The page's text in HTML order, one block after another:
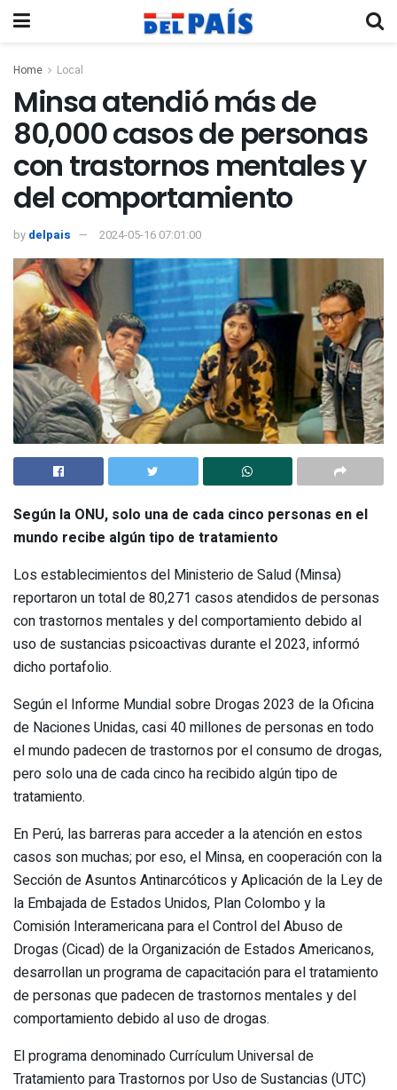
Home Local
Minsa atendió más de
80,000 casos de personas
con trastornos mentales y
del comportamiento
by delpais 2024-05-16 07:01:00
Según la ONU, solo una de cada cinco personas en el
mundo recibe algún tipo de tratamiento
Los establecimientos del Ministerio de Salud (Minsa)
reportaron un total de 80,271 casos atendidos de personas
con trastornos mentales y del comportamiento debido al
uso de sustancias psicoactivas durante el 2023, informó
dicho portafolio.
Según el Informe Mundial sobre Drogas 2023 de la Oficina
de Naciones Unidas, casi 40 millones de personas en todo
el mundo padecen de trastornos por el consumo de drogas,
pero solo una de cada cinco ha recibido algún tipo de
tratamiento.
En Perú, las barreras para acceder a la atención en estos
casos son muchas; por eso, el Minsa, en cooperación con la
Sección de Asuntos Antinarcóticos y Aplicación de la Ley de
la Embajada de Estados Unidos, Plan Colombo y la
Comisión Interamericana para el Control del Abuso de
Drogas (Cicad) de la Organización de Estados Americanos,
desarrollan un programa de capacitación para el tratamiento
de personas que padecen de trastornos mentales y del
comportamiento debido al uso de drogas.
El programa denominado Currículum Universal de
Tratamiento para Trastornos por Uso de Sustancias (UTC)